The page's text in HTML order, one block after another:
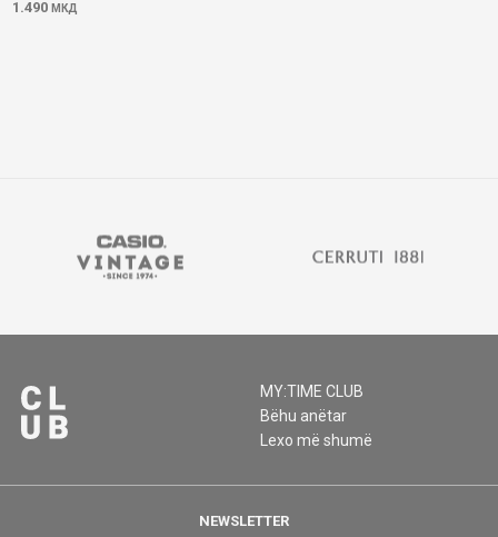
1.490 МКД
MY:TIME CLUB
Bëhu anëtar
Lexo më shumë
NEWSLETTER